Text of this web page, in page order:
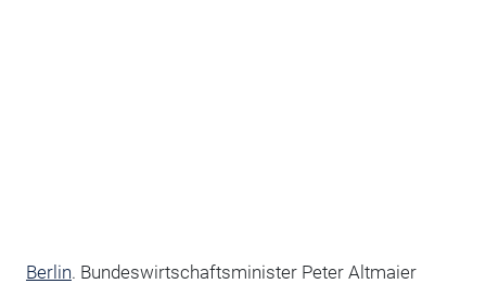
Berlin. Bundeswirtschaftsminister Peter Altmaier